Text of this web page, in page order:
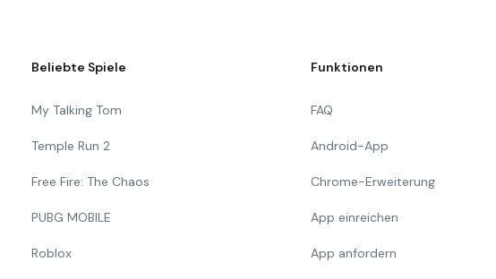
Beliebte Spiele
My Talking Tom
Temple Run 2
Free Fire: The Chaos
PUBG MOBILE
Roblox
Funktionen
FAQ
Android-App
Chrome-Erweiterung
App einreichen
App anfordern